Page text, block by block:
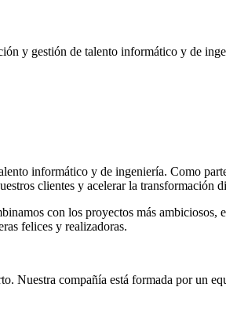
y gestión de talento informático y de
informático y de ingeniería. Como
clientes y acelerar la transformación
con los proyectos más
felices y realizadoras.
compañía está formada por un